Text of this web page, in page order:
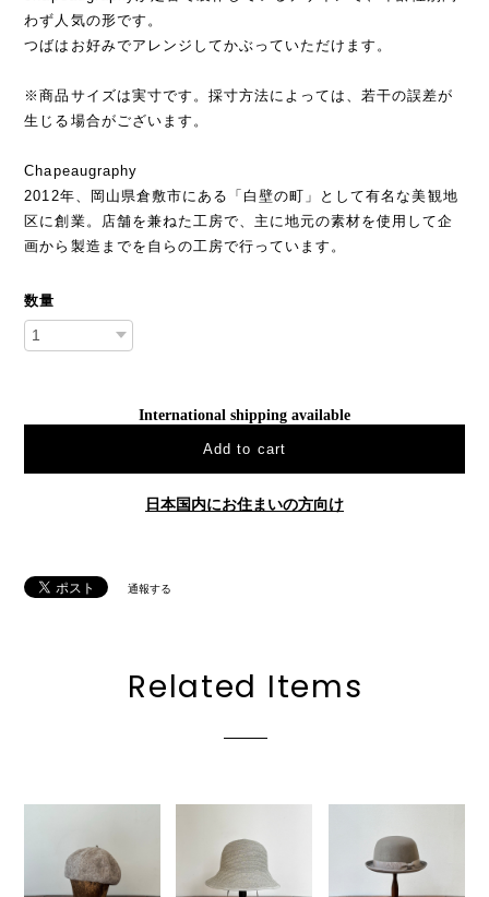
わず人気の形です。
つばはお好みでアレンジしてかぶっていただけます。
※商品サイズは実寸です。採寸方法によっては、若干の誤差が
生じる場合がございます。
Chapeaugraphy
2012年、岡山県倉敷市にある「白壁の町」として有名な美観地
区に創業。店舗を兼ねた工房で、主に地元の素材を使用して企
画から製造までを自らの工房で行っています。
数量
International shipping available
Add to cart
日本国内にお住まいの方向け
通報する
Related Items